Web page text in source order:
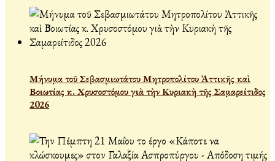
Μήνυμα τοῦ Σεβασμιωτάτου Μητροπολίτου Ἀττικῆς καὶ
Βοιωτίας κ. Χρυσοστόμου γιὰ τὴν Κυριακὴ τῆς Σαμαρείτιδος
2026